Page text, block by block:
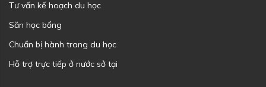
Tư vấn kế hoạch du học
Săn học bổng
Chuẩn bị hành trang du học
Hỗ trợ trực tiếp ở nước sở tại